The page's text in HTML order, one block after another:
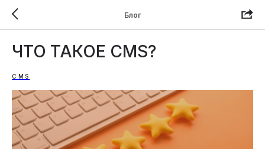
Блог
ЧТО ТАКОЕ CMS?
CMS